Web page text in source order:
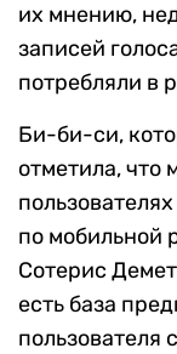
их мнению,
записей
потребляли в
Би-би-си,
отметила, что
по мобильной
Сотерис
есть база
пользователя